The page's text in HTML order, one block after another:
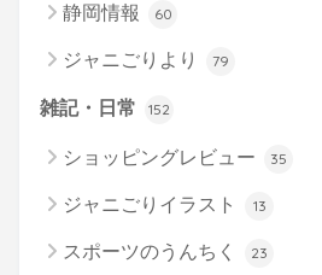
静岡情報 60
ジャニごりより 79
雑記・日常 152
ショッピングレビュー 35
ジャニごりイラスト 13
スポーツのうんちく 23